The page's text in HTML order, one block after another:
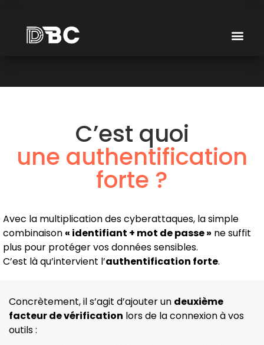
C’est quoi
une authentification
forte ?
Avec la multiplication des cyberattaques, la simple
combinaison « identifiant + mot de passe » ne suffit
plus pour protéger vos données sensibles.
C’est là qu’intervient l’authentification forte.
Concrètement, il s’agit d’ajouter un deuxième
facteur de vérification lors de la connexion à vos
outils :